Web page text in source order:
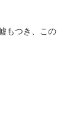
もつき、この